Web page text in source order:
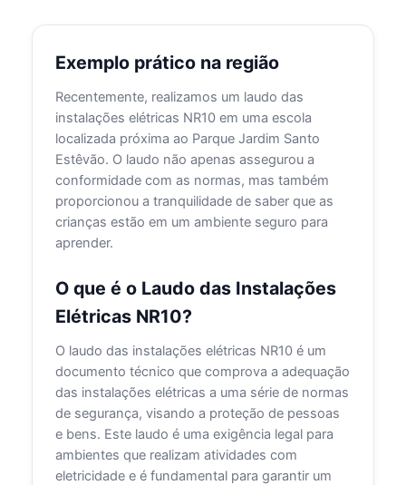
Exemplo prático na região
Recentemente, realizamos um laudo das
instalações elétricas NR10 em uma escola
localizada próxima ao Parque Jardim Santo
Estêvão. O laudo não apenas assegurou a
conformidade com as normas, mas também
proporcionou a tranquilidade de saber que as
crianças estão em um ambiente seguro para
aprender.
O que é o Laudo das Instalações
Elétricas NR10?
O laudo das instalações elétricas NR10 é um
documento técnico que comprova a adequação
das instalações elétricas a uma série de normas
de segurança, visando a proteção de pessoas
e bens. Este laudo é uma exigência legal para
ambientes que realizam atividades com
eletricidade e é fundamental para garantir um